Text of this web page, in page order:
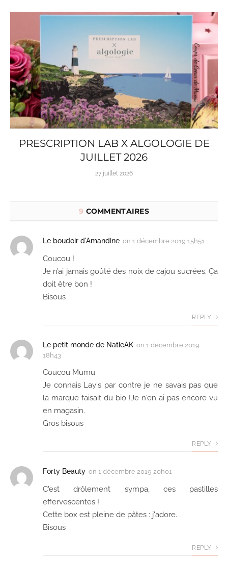
PRESCRIPTION LAB X ALGOLOGIE DE
JUILLET 2026
27 juillet 2026
9 COMMENTAIRES
Le boudoir d'Amandine on 1 décembre 2019 15h51
Coucou !
Je n’ai jamais goûté des noix de cajou sucrées. Ça
doit être bon !
Bisous
REPLY
Le petit monde de NatieAK on 1 décembre 2019
18h43
Coucou Mumu
Je connais Lay's par contre je ne savais pas que
la marque faisait du bio !Je n'en ai pas encore vu
en magasin.
Gros bisous
REPLY
Forty Beauty on 1 décembre 2019 20h01
C'est drôlement sympa, ces pastilles
effervescentes !
Cette box est pleine de pâtes : j'adore.
Bisous
REPLY